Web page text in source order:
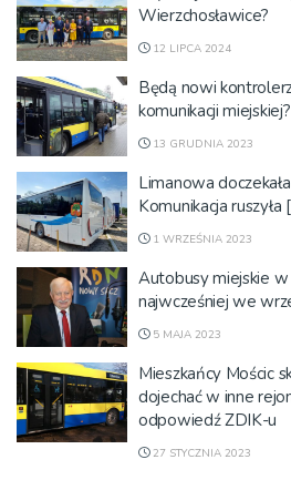
Wierzchosławice?
12 LIPCA 2024
Będą nowi
komunikacji miejskiej?
13 GRUDNIA 2023
Limanowa
Komunikacja ruszyła
1 WRZEŚNIA 2023
Autobusy miejskie
najwcześniej we
5 MAJA 2023
Mieszkańcy Mościc
dojechać w inne
odpowiedź ZDIK-u
27 STYCZNIA 2023